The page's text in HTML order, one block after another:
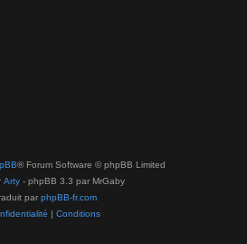
® Forum Software © phpBB Limited
Arty - phpBB 3.3 par MrGaby
par phpBB-fr.com
| Conditions